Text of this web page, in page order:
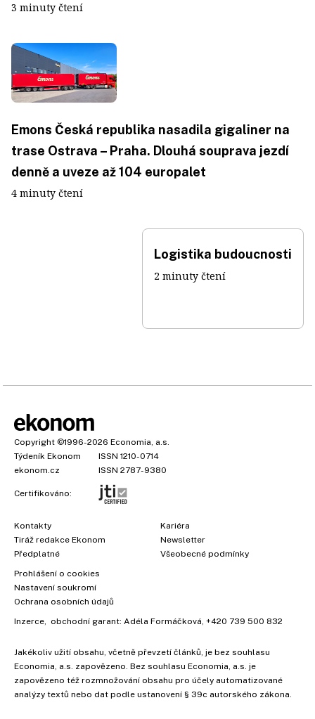
3 minuty čtení
Emons Česká republika nasadila gigaliner na
trase Ostrava – Praha. Dlouhá souprava jezdí
denně a uveze až 104 europalet
4 minuty čtení
Logistika budoucnosti
2 minuty čtení
Copyright ©1996-2026 Economia, a.s.
Týdeník Ekonom
ISSN 1210-0714
ekonom.cz
ISSN 2787-9380
Certifikováno:
Kontakty
Tiráž redakce Ekonom
Předplatné
Kariéra
Newsletter
Všeobecné podmínky
Prohlášení o cookies
Nastavení soukromí
Ochrana osobních údajů
Inzerce , obchodní garant: Adéla Formáčková +420 739 500 832
Jakékoliv užití obsahu, včetně převzetí článků, je bez souhlasu
Economia, a.s. zapovězeno. Bez souhlasu Economia, a.s. je
zapovězeno též rozmnožování obsahu pro účely automatizované
analýzy textů nebo dat podle ustanovení § 39c autorského zákona.
Vyzkoušejte Ekonom již za
39 kč za měsíc!